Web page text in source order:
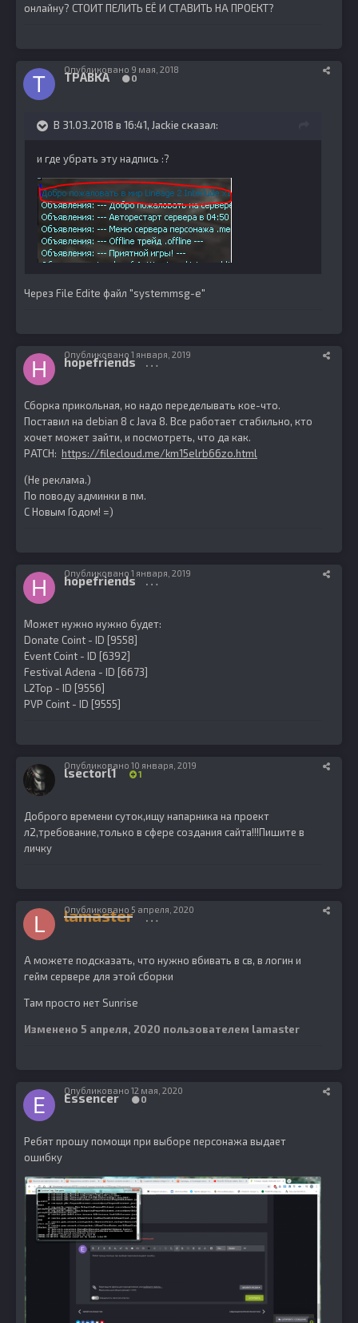
онлайну? СТОИТ ПЕЛИТЬ ЕЁ И СТАВИТЬ НА ПРОЕКТ?
TPABKA 0
Опубликовано 9 мая, 2018
В 31.03.2018 в 16:41, Jackie сказал:
и где убрать эту надпись :?
Через File Edite файл "systemmsg-e"
hopefriends 0
Опубликовано 1 января, 2019
Сборка прикольная, но надо переделывать кое-что.
Поставил на debian 8 с Java 8. Все работает стабильно, кто
хочет может зайти, и посмотреть, что да как.
PATCH: https://filecloud.me/km15elrb66zo.html
(Не реклама.)
По поводу админки в пм.
С Новым Годом! =)
hopefriends 0
Опубликовано 1 января, 2019
Может нужно нужно будет:
Donate Coint - ID [9558]
Event Coint - ID [6392]
Festival Adena - ID [6673]
L2Top - ID [9556]
PVP Coint - ID [9555]
lsectorl1 1
Опубликовано 10 января, 2019
Доброго времени суток,ищу напарника на проект
л2,требование,только в сфере создания сайта!!!Пишите в
личку
lamaster 28
Опубликовано 5 апреля, 2020
А можете подсказать, что нужно вбивать в св, в логин и
гейм сервере для этой сборки
Там просто нет Sunrise
Изменено 5 апреля, 2020 пользователем lamaster
Essencer 0
Опубликовано 12 мая, 2020
Ребят прошу помощи при выборе персонажа выдает
ошибку